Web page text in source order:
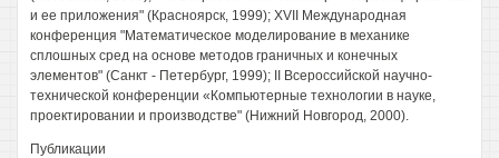
и ее приложения" (Красноярск, 1999); XVII Международная
конференция "Математическое моделирование в механике
сплошных сред на основе методов граничных и конечных
элементов" (Санкт - Петербург, 1999); II Всероссийской научно-
технической конференции «Компьютерные технологии в науке,
проектировании и производстве" (Нижний Новгород, 2000).
Публикации